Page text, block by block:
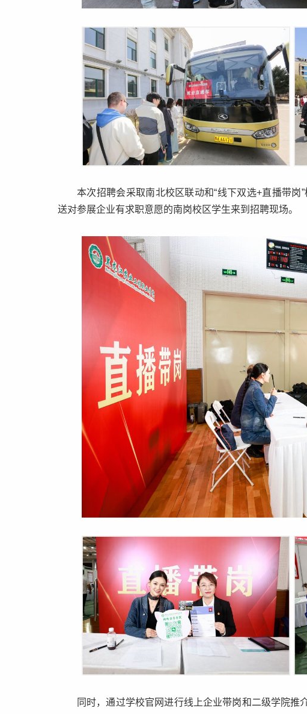
本次招聘会采取南北校区联动和“线下双选+直播带岗
送对参展企业有求职意愿的南岗校区学生来到招聘现场。
同时，通过学校官网进行线上企业带岗和二级学院推